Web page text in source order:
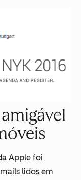
Apple foi
lidos em